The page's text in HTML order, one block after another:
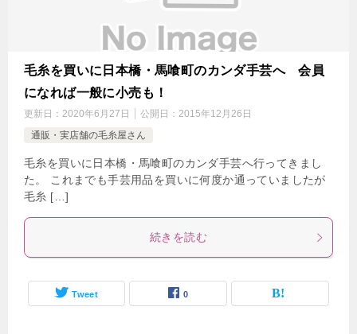
毛糸を買いに日本橋・馬喰町のカンダ手芸へ 会員
になれば一般に小売も！
更新日： 2020年6月27日 公開日： 2015年12月26日
通販・実店舗の毛糸屋さん
毛糸を買いに日本橋・馬喰町のカンダ手芸へ行ってきまし
た。 これまでも手芸用品を買いに何度か通っていましたが
毛糸 […]
続きを読む
Tweet 0